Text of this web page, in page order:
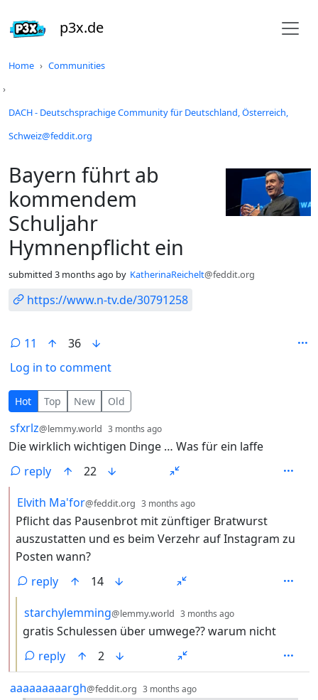
p3x.de
Home Communities
DACH - Deutschsprachige Community für Deutschland, Österreich,
Schweiz@feddit.org
Bayern führt ab
kommendem
Schuljahr
Hymnenpflicht ein
submitted 3 months ago by KatherinaReichelt@feddit.org
https://www.n-tv.de/30791258
11
36
Log in to comment
11 Comments
Hot Top New Old
by
sfxrlz@lemmy.world 3 months ago
Die wirklich wichtigen Dinge … Was für ein laffe
reply
22
by
Elvith Ma'for@feddit.org 3 months ago
Pflicht das Pausenbrot mit zünftiger Bratwurst
auszustatten und es beim Verzehr auf Instagram zu
Posten wann?
reply
14
by
starchylemming@lemmy.world 3 months ago
gratis Schulessen über umwege?? warum nicht
reply
2
by
aaaaaaaaargh@feddit.org 3 months ago
Do not click this